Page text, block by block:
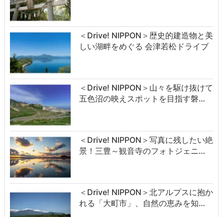
＜Drive! NIPPON＞歴史的建造物と美
しい湖畔をめぐる 会津若松ドライブ
＜Drive! NIPPON＞山々を駆け抜けて
五色沼の映えスポットを目指す磐…
＜Drive! NIPPON＞写真に残したい絶
景！三豊～観音寺のフォトジェニ…
＜Drive! NIPPON＞北アルプスに抱か
れる「大町市」、自然の恵みを知…